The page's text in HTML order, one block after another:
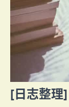
[日志整理